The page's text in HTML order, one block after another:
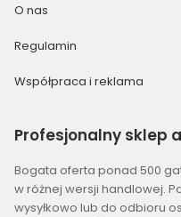
O nas
Regulamin
Współpraca i reklama
Profesjonalny sklep
Bogata oferta ponad 500
w różnej wersji handlowej.
wysyłkowo lub do odbioru